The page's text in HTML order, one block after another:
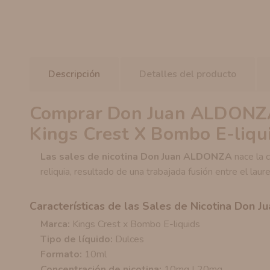
Descripción Detalles del producto
Comprar Don Juan
Kings Crest X Bombo E-
Las sales de nicotina Don Juan ALDONZA nace la
reliquia, resultado de una trabajada fusión entre el
Características de las Sales de Nicotina Don
Marca: Kings Crest x Bombo E-liquids
Tipo de líquido: Dulces
Formato: 10ml